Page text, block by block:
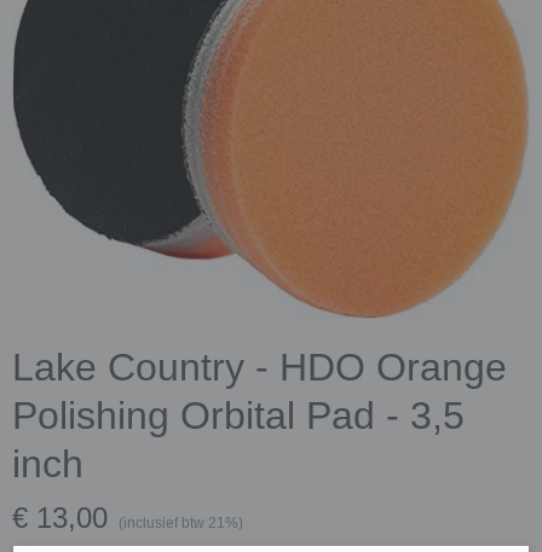
Lake Country - HDO Orange
Polishing Orbital Pad - 3,5
inch
€ 13,00 (inclusief btw 21%)